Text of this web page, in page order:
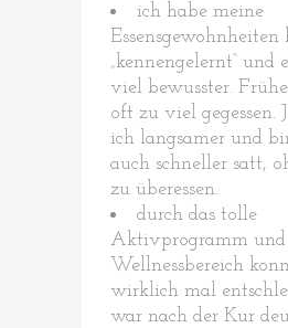
ich habe meine
Essensgewohnheiten
„kennengelernt“ und
viel bewusster.
oft zu viel gegessen.
ich langsamer und
auch schneller satt,
zu überessen.
durch das tolle
Aktivprogramm
Wellnessbereich
wirklich mal
war nach der Kur